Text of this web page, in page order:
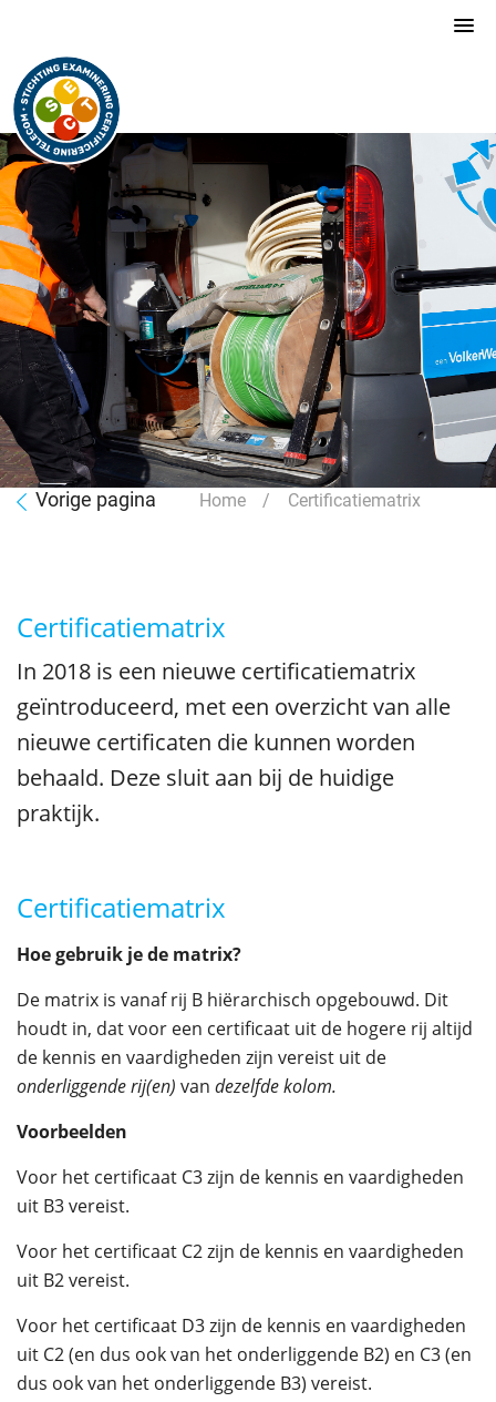
Vorige pagina Home / Certificatiematrix
Certificatiematrix
In 2018 is een nieuwe certificatiematrix
geïntroduceerd, met een overzicht van alle
nieuwe certificaten die kunnen worden
behaald. Deze sluit aan bij de huidige
praktijk.
Certificatiematrix
Hoe gebruik je de matrix?
De matrix is vanaf rij B hiërarchisch opgebouwd. Dit
houdt in, dat voor een certificaat uit de hogere rij altijd
de kennis en vaardigheden zijn vereist uit de
onderliggende rij(en) van dezelfde kolom.
Voorbeelden
Voor het certificaat C3 zijn de kennis en vaardigheden
uit B3 vereist.
Voor het certificaat C2 zijn de kennis en vaardigheden
uit B2 vereist.
Voor het certificaat D3 zijn de kennis en vaardigheden
uit C2 (en dus ook van het onderliggende B2) en C3 (en
dus ook van het onderliggende B3) vereist.